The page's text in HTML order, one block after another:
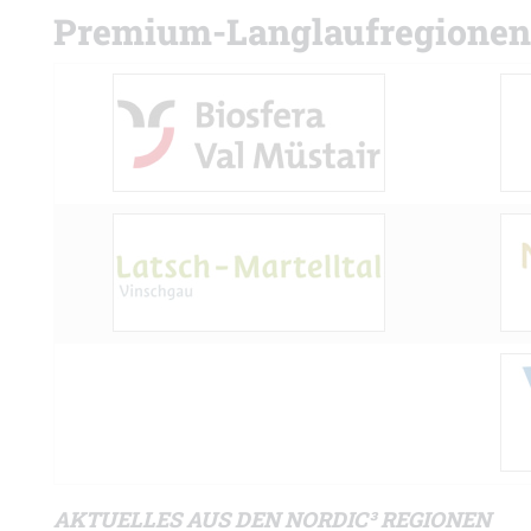
Premium-Langlaufregionen
AKTUELLES AUS DEN NORDIC³ REGIONEN